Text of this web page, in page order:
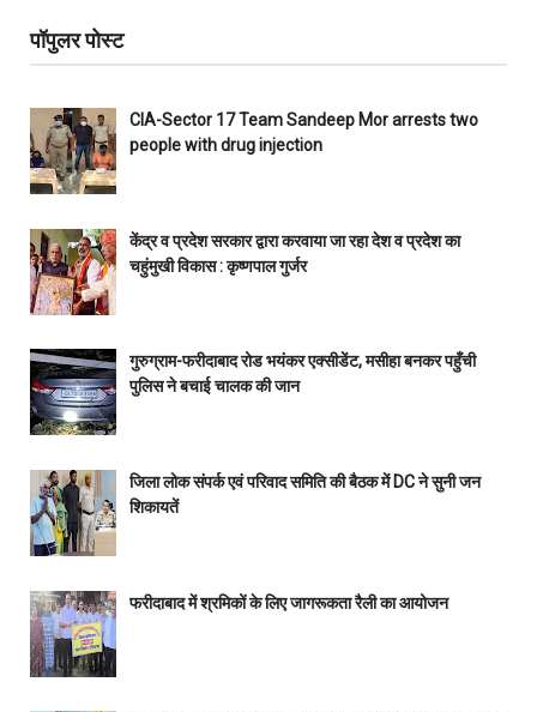
पॉपुलर पोस्ट
CIA-Sector 17 Team Sandeep Mor arrests two
people with drug injection
केंद्र व प्रदेश सरकार द्वारा करवाया जा रहा देश व प्रदेश का
चहुंमुखी विकास : कृष्णपाल गुर्जर
गुरुग्राम-फरीदाबाद रोड भयंकर एक्सीडेंट, मसीहा बनकर पहुँची
पुलिस ने बचाई चालक की जान
जिला लोक संपर्क एवं परिवाद समिति की बैठक में DC ने सुनी जन
शिकायतें
फरीदाबाद में श्रमिकों के लिए जागरूकता रैली का आयोजन